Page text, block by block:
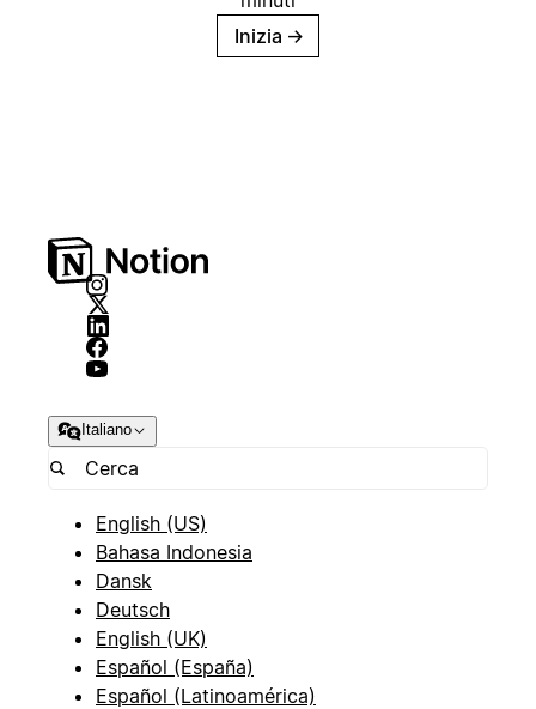
Inizia →
Italiano
English (US)
Bahasa Indonesia
Dansk
Deutsch
English (UK)
Español (España)
Español (Latinoamérica)